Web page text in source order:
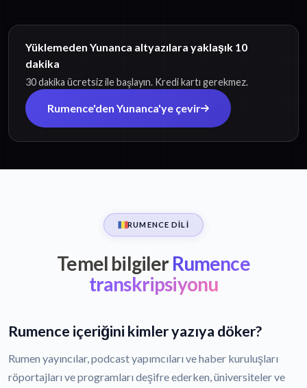
Yüklemeden Yunanca altyazılara yaklaşık 10
dakika
30 dakika ücretsiz ile başlayın. Kredi kartı gerekmez.
Rumence'den Yunanca'ye çevir
RUMENCE DILI
Temel bilgilerRumence
transkripsiyonu
Rumence içeriğini kimler yazıya döker?
Rumen yayıncılar, podcast yapımcıları ve haber kuruluşları
röportajları ve programları deşifre ederken, üniversiteler ve